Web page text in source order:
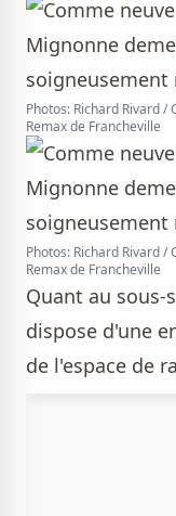
Photos: Richard Rivard
Remax de Francheville
Photos: Richard Rivard
Remax de Francheville
Quant au sous-
dispose d'une
de l'espace de